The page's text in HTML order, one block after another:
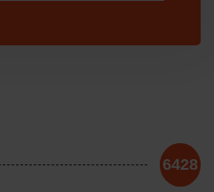
6428